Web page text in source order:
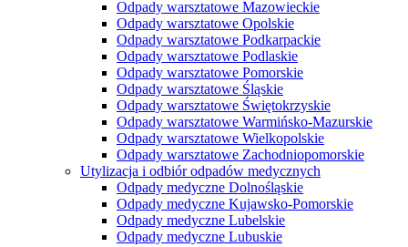
Odpady warsztatowe Mazowieckie
Odpady warsztatowe Opolskie
Odpady warsztatowe Podkarpackie
Odpady warsztatowe Podlaskie
Odpady warsztatowe Pomorskie
Odpady warsztatowe Śląskie
Odpady warsztatowe Świętokrzyskie
Odpady warsztatowe Warmińsko-Mazurskie
Odpady warsztatowe Wielkopolskie
Odpady warsztatowe Zachodniopomorskie
Utylizacja i odbiór odpadów medycznych
Odpady medyczne Dolnośląskie
Odpady medyczne Kujawsko-Pomorskie
Odpady medyczne Lubelskie
Odpady medyczne Lubuskie